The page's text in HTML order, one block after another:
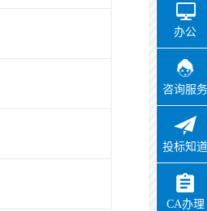
办公
咨询服务
投标知道
CA办理